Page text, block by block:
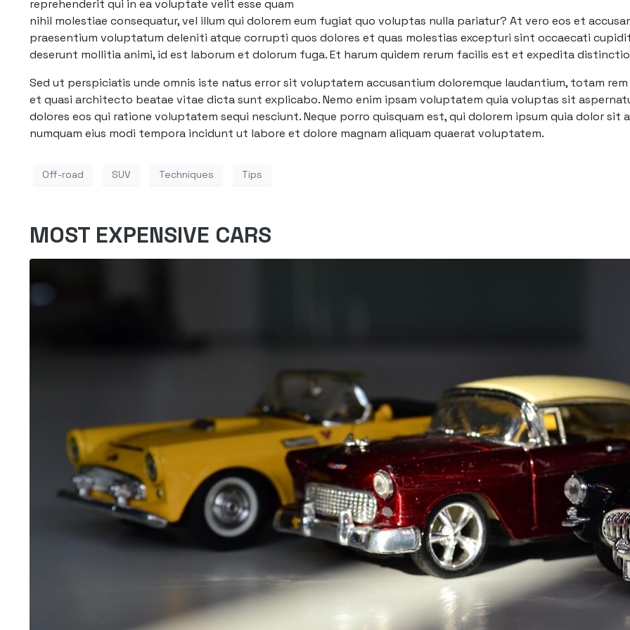
reprehenderit qui in ea voluptate velit esse quam
nihil molestiae consequatur, vel illum qui dolorem eum fugiat quo voluptas nulla pariatur? At vero eos et
praesentium voluptatum deleniti atque corrupti quos dolores et quas molestias excepturi sint occaecati
deserunt mollitia animi, id est laborum et dolorum fuga. Et harum quidem rerum facilis est et expedita
Sed ut perspiciatis unde omnis iste natus error sit voluptatem accusantium doloremque laudantium, totam
et quasi architecto beatae vitae dicta sunt explicabo. Nemo enim ipsam voluptatem quia voluptas sit
dolores eos qui ratione voluptatem sequi nesciunt. Neque porro quisquam est, qui dolorem ipsum quia dolor
numquam eius modi tempora incidunt ut labore et dolore magnam aliquam quaerat voluptatem.
Off-road SUV Techniques Tips
MOST EXPENSIVE CARS